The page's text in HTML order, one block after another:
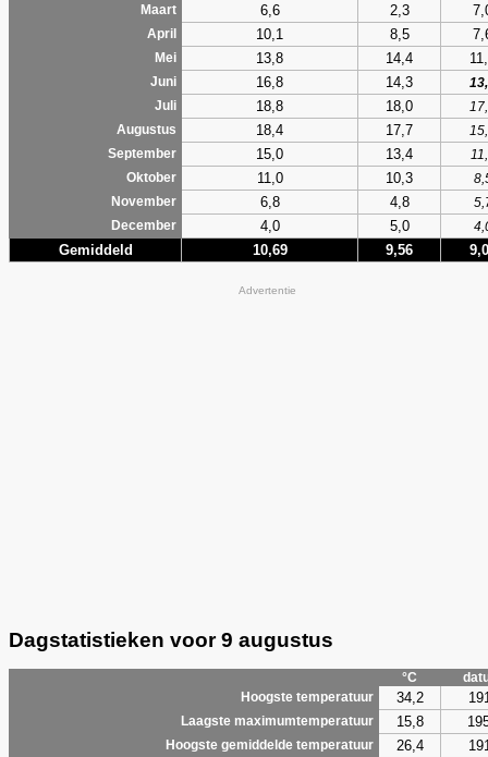
Maart 6,6 2,3
April 10,1 8,5
Mei 13,8 14,4
Juni 16,8 14,3
Juli
18,8 18,0
Augustus
18,4 17,7
September
15,0 13,4
Oktober
11,0 10,3
November
6,8 4,8
December
4,0 5,0
Gemiddeld 10,69 9,56
Advertentie
Dagstatistieken voor 9 augustus
°C
Hoogste temperatuur
34,2
Laagste maximumtemperatuur 15,8
Hoogste gemiddelde temperatuur 26,4